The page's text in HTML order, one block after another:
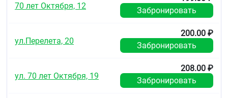
70 лет Октября, 12
Забронировать
ул.Перелета, 20
200.00 ₽
Забронировать
ул. 70 лет Октября, 19
208.00 ₽
Забронировать